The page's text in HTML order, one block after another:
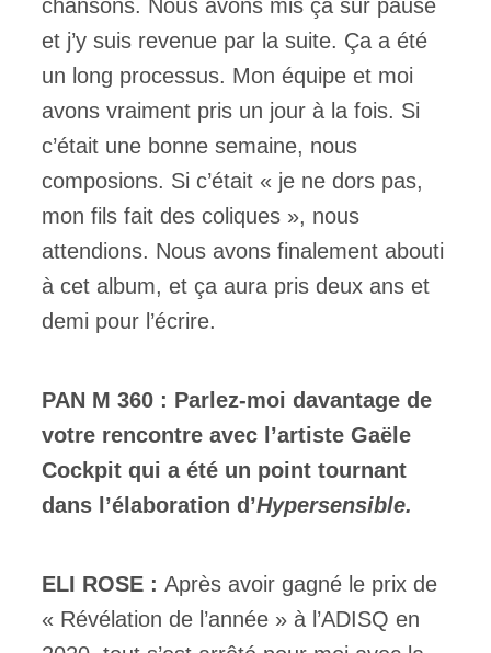
chansons. Nous avons mis ça sur pause
et j’y suis revenue par la suite. Ça a été
un long processus. Mon équipe et moi
avons vraiment pris un jour à la fois. Si
c’était une bonne semaine, nous
composions. Si c’était « je ne dors pas,
mon fils fait des coliques », nous
attendions. Nous avons finalement abouti
à cet album, et ça aura pris deux ans et
demi pour l’écrire.
PAN M 360 : Parlez-moi davantage de
votre rencontre avec l’artiste Gaële
Cockpit qui a été un point tournant
dans l’élaboration d’Hypersensible.
ELI ROSE : Après avoir gagné le prix de
« Révélation de l’année » à l’ADISQ en